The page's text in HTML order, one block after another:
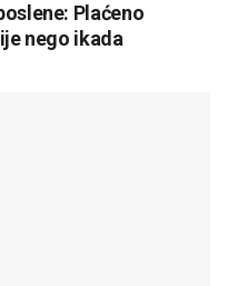
Plaćeno
nego ikada